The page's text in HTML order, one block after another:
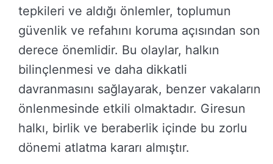
tepkileri ve aldığı önlemler, toplumun
güvenlik ve refahını koruma açısından son
derece önemlidir. Bu olaylar, halkın
bilinçlenmesi ve daha dikkatli
davranmasını sağlayarak, benzer vakaların
önlenmesinde etkili olmaktadır. Giresun
halkı, birlik ve beraberlik içinde bu zorlu
dönemi atlatma kararı almıştır.